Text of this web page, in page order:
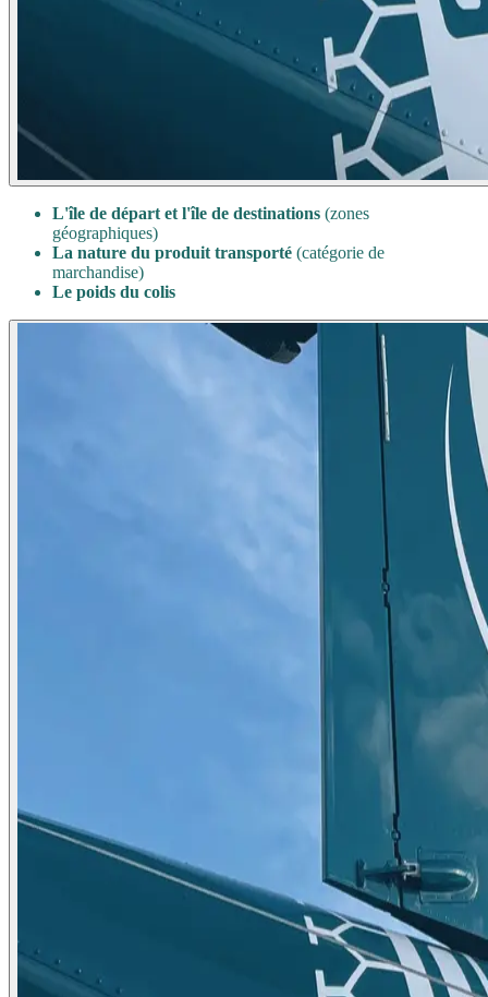
L'île de départ et l'île de destinations (zones
géographiques)
La nature du produit transporté (catégorie de
marchandise)
Le poids du colis